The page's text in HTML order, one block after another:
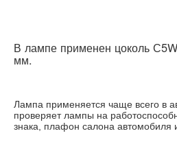
В лампе применен цоколь
мм.
Лампа применяется чаще всего в
проверяет лампы на
знака, плафон салона автомобиля